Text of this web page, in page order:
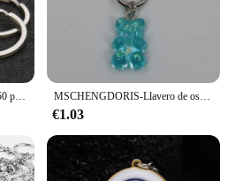
LLavero de plata pulida de 1 a 50 piezas, llaveros planos de acero inoxidable con agujero, llavero dividido redondo chapado en rodio, bricolaje, venta al por mayor MSCHENGDORIS-Llavero de oso bonito, colgante de Color caramelo, anillo para niñas, niños, hombres, mujeres, llavero para pareja, colgante para bolso, venta al por mayor
€1.03